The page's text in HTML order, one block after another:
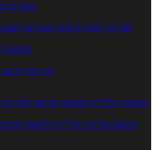
מוצרים
תפריטי תזונה ערכים תזונתיים
מחשבון
5 ימי ניסיון
מחשבון קלוריות מחשבון שריפת קלוריות
מחשבון צריכת קלוריות מחשבון